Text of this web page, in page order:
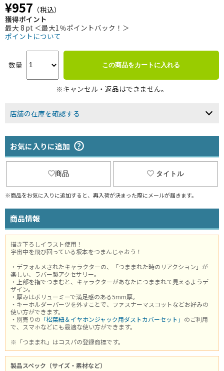
¥957 （税込）
獲得ポイント
最大 8 pt ＜最大1％ポイントバック！＞
ポイントについて
数量 この商品をカートに入れる
※キャンセル・返品はできません。
店舗の在庫を確認する
お気に入りに追加
商品 タイトル
※商品をお気に入りに追加すると、再入荷が決まった際にメールが届きます。
商品情報
描き下ろしイラスト使用！
宇宙中を飛び回っている坂本をつまんじゃおう！
・デフォルメされたキャラクターの、「つままれた時のリアクション」が
楽しい、ラバー製アクセサリー。
・上部を指でつまむと、キャラクターがあなたにつままれて見えるようデ
ザイン。
・厚みはボリューミーで満足感のある5mm厚。
・キーホルダーパーツを外すことで、ファスナーマスコットなどお好みの
使い方ができます。
・別売りの 「松葉紐＆イヤホンジャック用ダストカバーセット」 のご利用
で、スマホなどにも最適な使い方ができます。
※「つままれ」はコスパの登録商標です。
製品スペック（サイズ・素材など）